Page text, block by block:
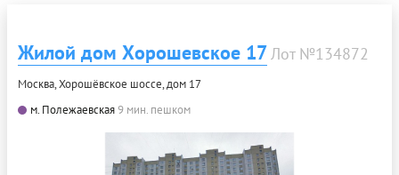
Жилой дом Хорошевское 17Лот №134872
Москва, Хорошёвское шоссе, дом 17
м. Полежаевская9 мин. пешком